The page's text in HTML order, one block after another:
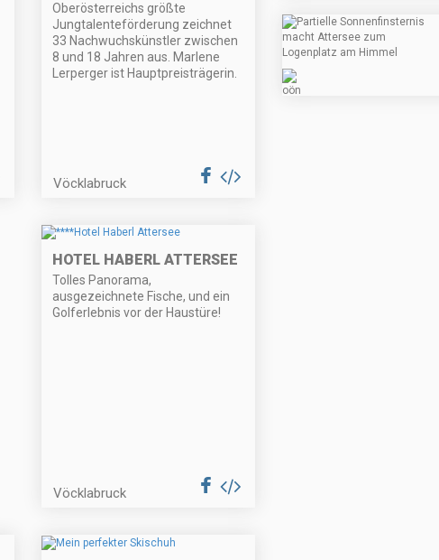
Oberösterreichs größte
Jungtalenteförderung zeichnet
33 Nachwuchskünstler zwischen
8 und 18 Jahren aus. Marlene
Lerperger ist Hauptpreisträgerin.
Vöcklabruck
HOTEL HABERL ATTERSEE
Tolles Panorama,
ausgezeichnete Fische, und ein
Golferlebnis vor der Haustüre!
Vöcklabruck